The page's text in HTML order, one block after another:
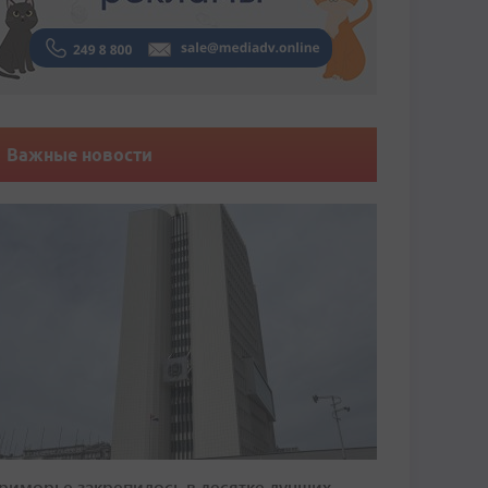
Важные новости